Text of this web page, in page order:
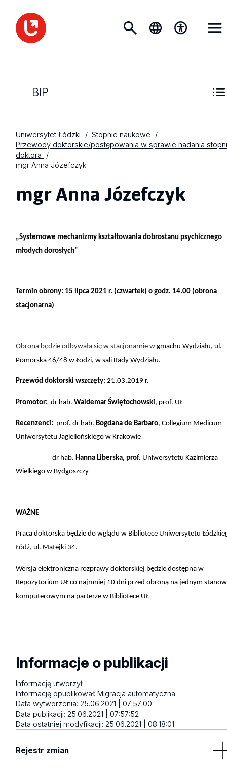
BIP
Uniwersytet Łódzki
Stopnie naukowe
Przewody doktorskie/postępowania w sprawie nadania
doktora
mgr Anna Józefczyk
mgr Anna Józefczyk
„Systemowe mechanizmy kształtowania dobrostanu psychicznego
młodych dorosłych”
Termin obrony: 15 lipca 2021 r. (czwartek) o godz. 14.00 (obrona
stacjonarna)
Obrona będzie odbywała się w stacjonarnie w gmachu Wydziału, ul.
Pomorska 46/48 w Łodzi, w sali Rady Wydziału.
Przewód doktorski wszczęty:21.03.2019 r.
Promotor: dr hab.Waldemar Świętochowski, prof. UŁ
Recenzenci: prof. dr hab. Bogdana de Barbaro, Collegium Medicum
Uniwersytetu Jagiellońskiego w Krakowie
dr hab.Hanna Liberska, prof. Uniwersytetu Kazimierza
Wielkiego w Bydgoszczy
WAŻNE
Praca doktorska będzie do wglądu w Bibliotece Uniwersytetu
Łódź, ul. Matejki 34.
Wersja elektroniczna rozprawy doktorskiej będzie dostępna w
Repozytorium UŁ co najmniej 10 dni przed obroną na jednym
komputerowym na parterze w Bibliotece UŁ
Informacje o publikacji
Informację utworzył:
Informację opublikował:Migracja automatyczna
Data wytworzenia: 25.06.2021 | 07:57:00
Data publikacji: 25.06.2021 | 07:57:52
Data ostatniej modyfikacji: 25.06.2021 | 08:18:01
Rejestr zmian